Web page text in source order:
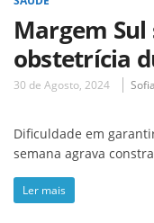
Margem
obstetrícia
30 de Agosto, 2024
Dificuldade em
semana agrava
Ler mais